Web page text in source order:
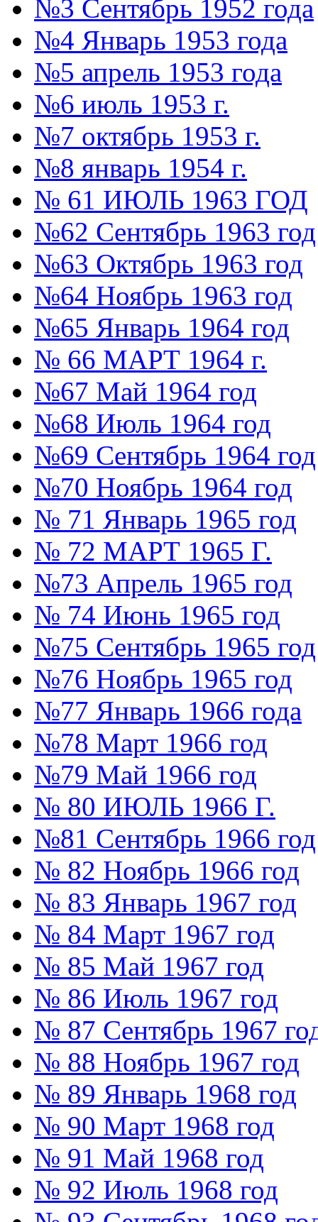
№3 Сентябрь 1952 года
№4 Январь 1953 года
№5 апрель 1953 года
№6 июль 1953 г.
№7 октябрь 1953 г.
№8 январь 1954 г.
№ 61 ИЮЛЬ 1963 ГОД
№62 Сентябрь 1963 год
№63 Октябрь 1963 год
№64 Ноябрь 1963 год
№65 Январь 1964 год
№ 66 МАРТ 1964 г.
№67 Май 1964 год
№68 Июль 1964 год
№69 Сентябрь 1964 год
№70 Ноябрь 1964 год
№ 71 Январь 1965 год
№ 72 МАРТ 1965 Г.
№73 Апрель 1965 год
№ 74 Июнь 1965 год
№75 Сентябрь 1965 год
№76 Ноябрь 1965 год
№77 Январь 1966 года
№78 Март 1966 год
№79 Май 1966 год
№ 80 ИЮЛЬ 1966 Г.
№81 Сентябрь 1966 год
№ 82 Ноябрь 1966 год
№ 83 Январь 1967 год
№ 84 Март 1967 год
№ 85 Май 1967 год
№ 86 Июль 1967 год
№ 87 Сентябрь 1967
№ 88 Ноябрь 1967 год
№ 89 Январь 1968 год
№ 90 Март 1968 год
№ 91 Май 1968 год
№ 92 Июль 1968 год